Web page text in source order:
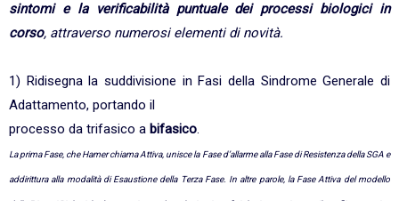
sintomi e la verificabilità puntuale dei processi biologici in
corso, attraverso numerosi elementi di novità.
1) Ridisegna la suddivisione in Fasi della Sindrome Generale di
Adattamento, portando il
processo da trifasico a bifasico.
La prima Fase, che Hamer chiama Attiva, unisce la Fase d’allarme alla Fase di Resistenza della SGA e
addirittura alla modalità di Esaustione della Terza Fase. In altre parole, la Fase Attiva del modello